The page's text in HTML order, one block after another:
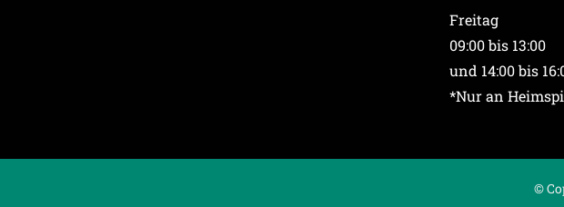
Freitag
09:00 bis 13:00
und 14:00 bis
*Nur an
©